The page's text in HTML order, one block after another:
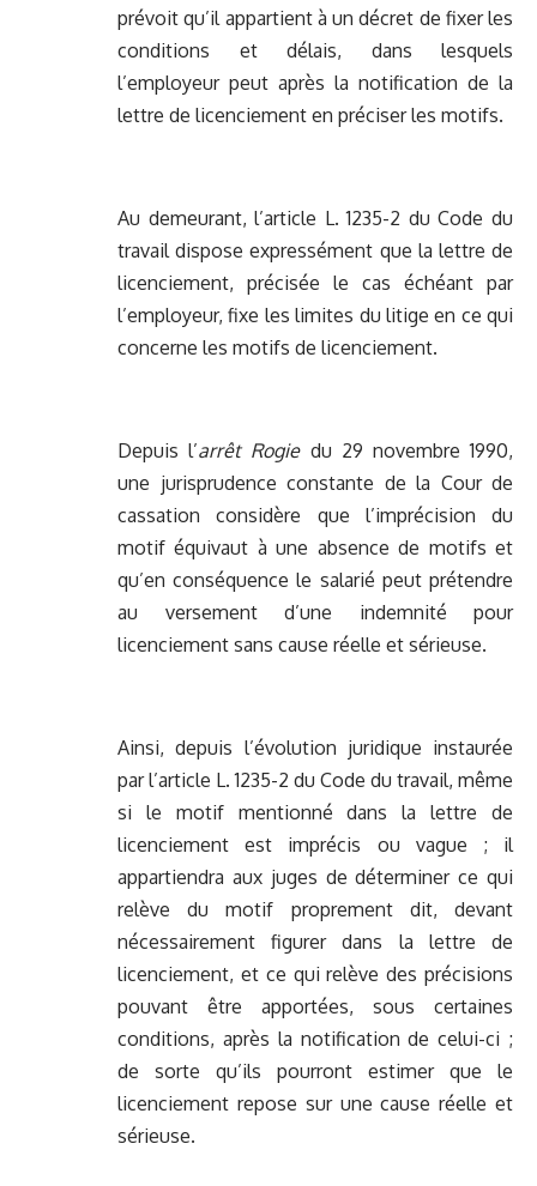
prévoit qu’il appartient à un décret de fixer les
conditions et délais, dans lesquels
l’employeur peut après la notification de la
lettre de licenciement en préciser les motifs.
Au demeurant, l’article L. 1235-2 du Code du
travail dispose expressément que la lettre de
licenciement, précisée le cas échéant par
l’employeur, fixe les limites du litige en ce qui
concerne les motifs de licenciement.
Depuis l’arrêt Rogie du 29 novembre 1990,
une jurisprudence constante de la Cour de
cassation considère que l’imprécision du
motif équivaut à une absence de motifs et
qu’en conséquence le salarié peut prétendre
au versement d’une indemnité pour
licenciement sans cause réelle et sérieuse.
Ainsi, depuis l’évolution juridique instaurée
par l’article L. 1235-2 du Code du travail, même
si le motif mentionné dans la lettre de
licenciement est imprécis ou vague ; il
appartiendra aux juges de déterminer ce qui
relève du motif proprement dit, devant
nécessairement figurer dans la lettre de
licenciement, et ce qui relève des précisions
pouvant être apportées, sous certaines
conditions, après la notification de celui-ci ;
de sorte qu’ils pourront estimer que le
licenciement repose sur une cause réelle et
sérieuse.